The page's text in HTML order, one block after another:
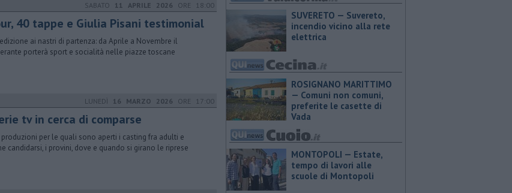
SABATO 11 APRILE 2026 ORE 18:00
40 tappe e Giulia Pisani testimonial
ai nastri di partenza: da Aprile a Novembre il
porterà sport e socialità nelle piazze toscane
LUNEDÌ 16 MARZO 2026 ORE 17:00
tv in cerca di comparse
per le quali sono aperti i casting fra adulti e
candidarsi, i provini, dove e quando si girano le riprese
SUVERETO — Suvereto,
incendio vicino alla rete
elettrica
ROSIGNANO MARITTIMO
— Comuni non comuni,
preferite le casette di
Vada
MONTOPOLI — Estate,
tempo di lavori alle
scuole di Montopoli